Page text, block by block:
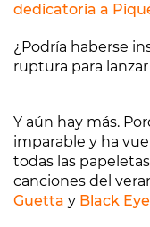
dedicatoria a
¿Podría haberse
ruptura para
Y aún hay más.
imparable y ha
todas las
canciones del
Guetta y Black